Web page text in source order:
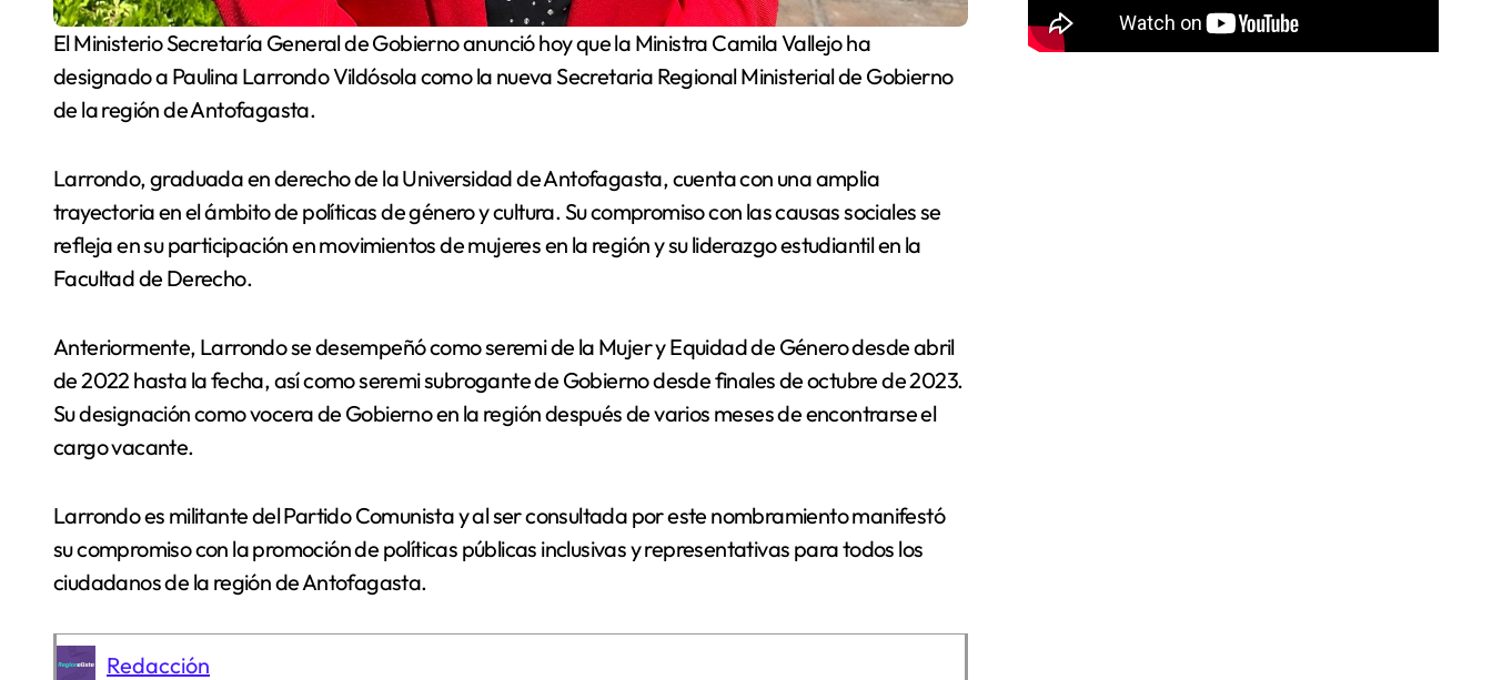
El Ministerio Secretaría General de Gobierno anunció hoy que la Ministra Camila Vallejo ha
designado a Paulina Larrondo Vildósola como la nueva Secretaria Regional Ministerial de Gobierno
de la región de Antofagasta.
Larrondo, graduada en derecho de la Universidad de Antofagasta, cuenta con una amplia
trayectoria en el ámbito de políticas de género y cultura. Su compromiso con las causas sociales se
refleja en su participación en movimientos de mujeres en la región y su liderazgo estudiantil en la
Facultad de Derecho.
Anteriormente, Larrondo se desempeñó como seremi de la Mujer y Equidad de Género desde abril
de 2022 hasta la fecha, así como seremi subrogante de Gobierno desde finales de octubre de 2023.
Su designación como vocera de Gobierno en la región después de varios meses de encontrarse el
cargo vacante.
Larrondo es militante del Partido Comunista y al ser consultada por este nombramiento manifestó
su compromiso con la promoción de políticas públicas inclusivas y representativas para todos los
ciudadanos de la región de Antofagasta.
Redacción